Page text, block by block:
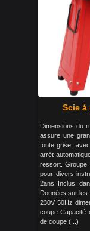
Scie á
Dimensions du
assure une
fonte grise,
arrêt
ressort. Groupe
pour divers
2ans Inclus
Données sur les
230V 50Hz
coupe Capacité
de coupe (...)